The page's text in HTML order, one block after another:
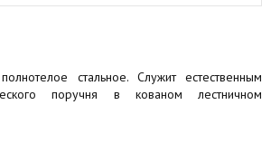
стальное. Служит естественным
поручня в кованом лестничном